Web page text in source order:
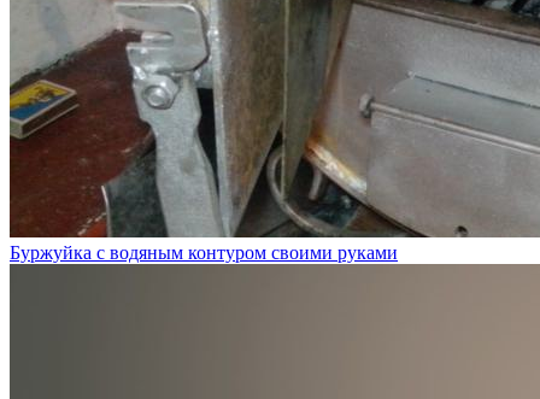
Буржуйка с водяным контуром своими руками